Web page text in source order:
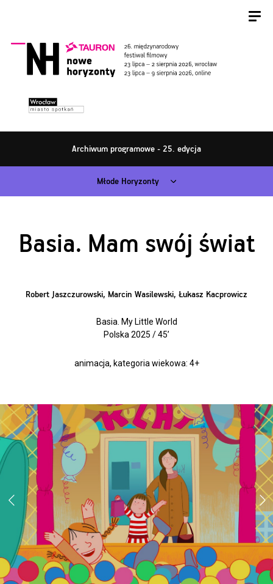
Archiwum programowe - 25. edycja
Młode Horyzonty
Basia. Mam swój świat
Robert Jaszczurowski, Marcin Wasilewski, Łukasz Kacprowicz
Basia. My Little World
Polska 2025 / 45’
animacja, kategoria wiekowa: 4+